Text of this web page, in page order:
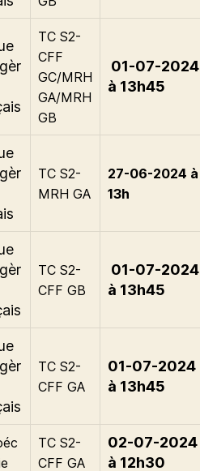
TC S2-
CFF
GC/MRH
GA/MRH
GB
01-07-2024
à 13h45
TC S2-
MRH GA
27-06-2024 à
13h
TC S2-
CFF GB
01-07-2024
à 13h45
TC S2-
CFF GA
01-07-2024
à 13h45
TC S2-
CFF GA
02-07-2024
à 12h30